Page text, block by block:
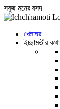
সবুজ মনের রসদ
খেলাঘর
ইচ্ছামতীর কথা